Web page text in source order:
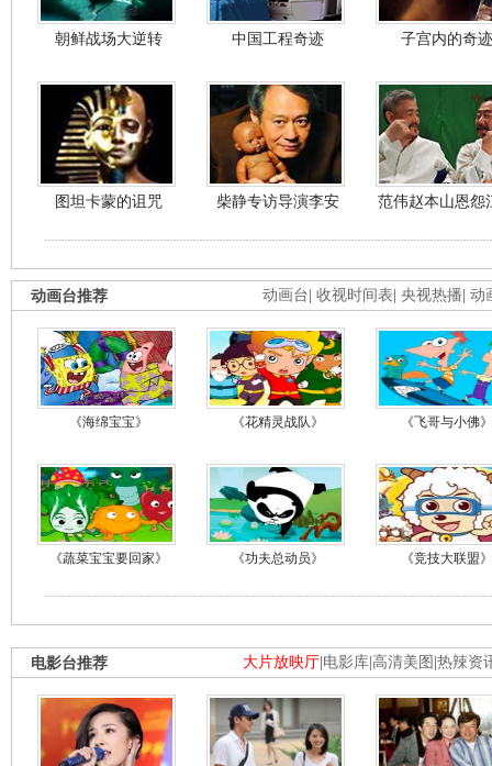
朝鲜战场大逆转 中国工程奇迹 子宫内的奇迹
图坦卡蒙的诅咒 柴静专访导演李安 范伟赵本山恩怨
动画台 收视时间表 央视热播 动
动画台推荐
《海绵宝宝》 《花精灵战队》 《飞哥与小佛》
《蔬菜宝宝要回家》 《功夫总动员》 《竞技大联盟》
大片放映厅 电影库 高清美图 热辣资
电影台推荐